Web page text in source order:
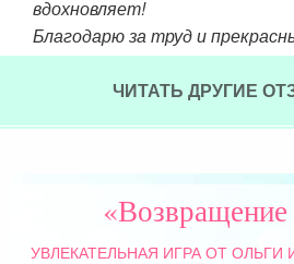
вдохновляет!
Благодарю за труд и
Желаю успехов с новой книгой!
ЧИТАТЬ ДРУГИЕ
«Возвращение
УВЛЕКАТЕЛЬНАЯ ИГРАОТ ОЛЬГИ